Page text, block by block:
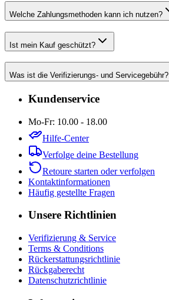
Welche Zahlungsmethoden kann ich nutzen?
Ist mein Kauf geschützt?
Was ist die Verifizierungs- und Servicegebühr?
Kundenservice
Mo-Fr: 10.00 - 18.00
Hilfe-Center
Verfolge deine Bestellung
Retoure starten oder verfolgen
Kontaktinformationen
Häufig gestellte Fragen
Unsere Richtlinien
Verifizierung & Service
Terms & Conditions
Rückerstattungsrichtlinie
Rückgaberecht
Datenschutzrichtlinie